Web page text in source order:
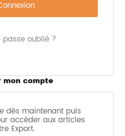
passe oublié ?
mon compte
dès maintenant puis
accéder aux articles
Export.
73100 / Setenta
Cem, Lda
(Portugal)
Produits
Iontec Sarl
(Monaco) variés
Cor.Con.
International